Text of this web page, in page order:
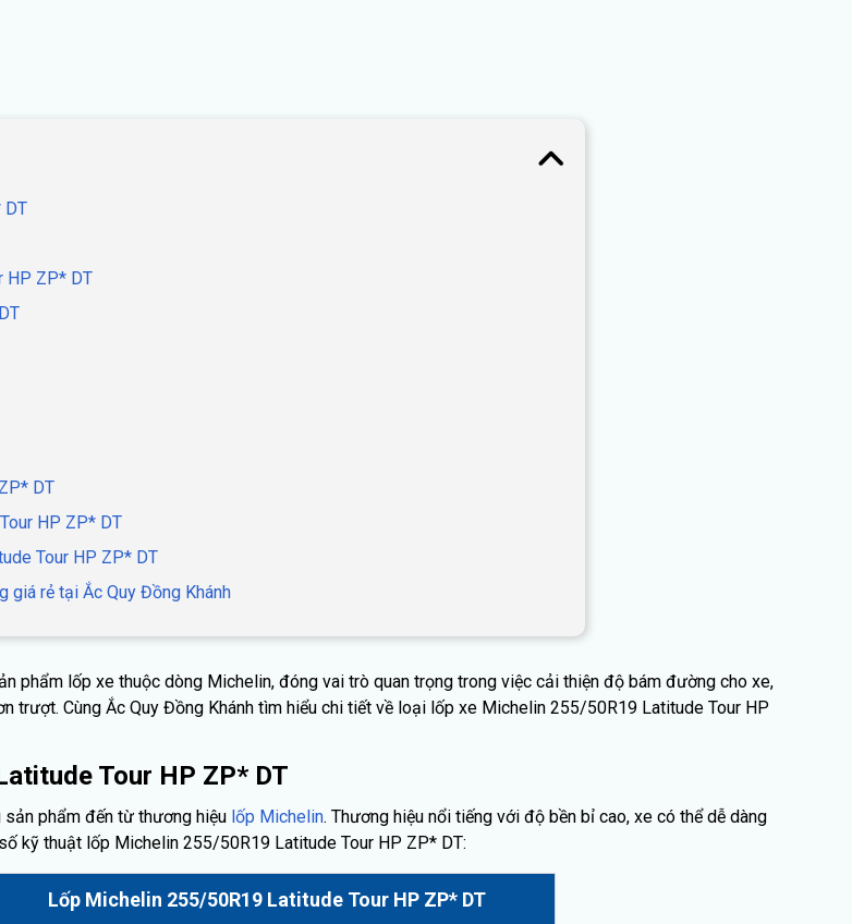
DT
HP ZP* DT
DT
HP ZP* DT
Tour HP ZP* DT
giá rẻ tại Ắc Quy Đồng Khánh
phẩm lốp xe thuộc dòng Michelin, đóng vai trò quan trọng trong việc cải thiện độ bám đường cho xe,
trượt. Cùng Ắc Quy Đồng Khánh tìm hiểu chi tiết về loại lốp xe Michelin 255/50R19 Latitude Tour HP
Tour HP ZP* DT
sản phẩm đến từ thương hiệu lốp Michelin. Thương hiệu nổi tiếng với độ bền bỉ cao, xe có thể dễ dàng
kỹ thuật lốp Michelin 255/50R19 Latitude Tour HP ZP* DT:
Lốp Michelin 255/50R19 Latitude Tour HP ZP* DT